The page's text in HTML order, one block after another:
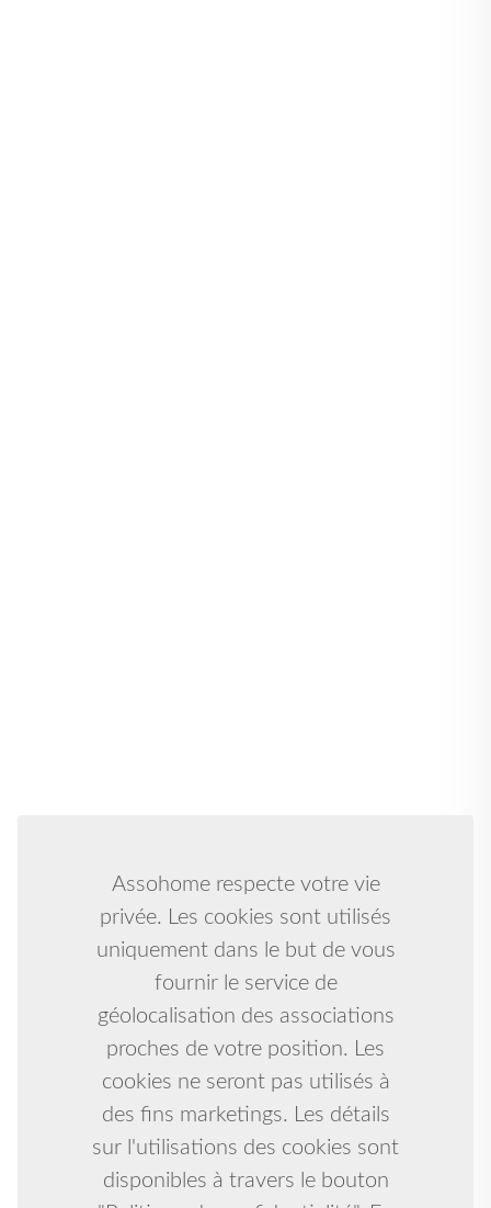
Assohome respecte votre vie
privée. Les cookies sont utilisés
uniquement dans le but de vous
fournir le service de
géolocalisation des associations
proches de votre position. Les
cookies ne seront pas utilisés à
des fins marketings. Les détails
sur l'utilisations des cookies sont
disponibles à travers le bouton